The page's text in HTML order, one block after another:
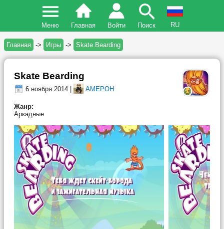
Меню Главная Войти Поиск RU
Главная -> Игры -> Skate Bearding
Skate Bearding
6 ноября 2014 | AMEPOH
Жанр:
Аркадные